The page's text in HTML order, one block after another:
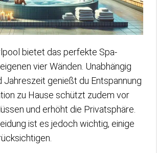
bietet das perfekte Spa-
vier Wänden. Unabhängig
Jahreszeit genießt du Entspannung
zu Hause schützt zudem vor
und erhöht die Privatsphäre.
ist es jedoch wichtig, einige